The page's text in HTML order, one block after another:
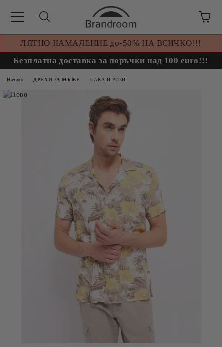
ЛЯТНО НАМАЛЕНИЕ до-50% НА ВСИЧКО!!!
Безплатна доставка за поръчки над 100 euro!!!
Начало ДРЕХИ ЗА МЪЖЕ САКА И РИЗИ